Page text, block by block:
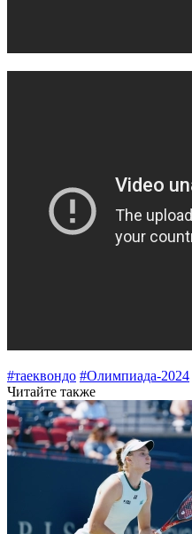
#таеквондо #Олимпиада-2024
Читайте также